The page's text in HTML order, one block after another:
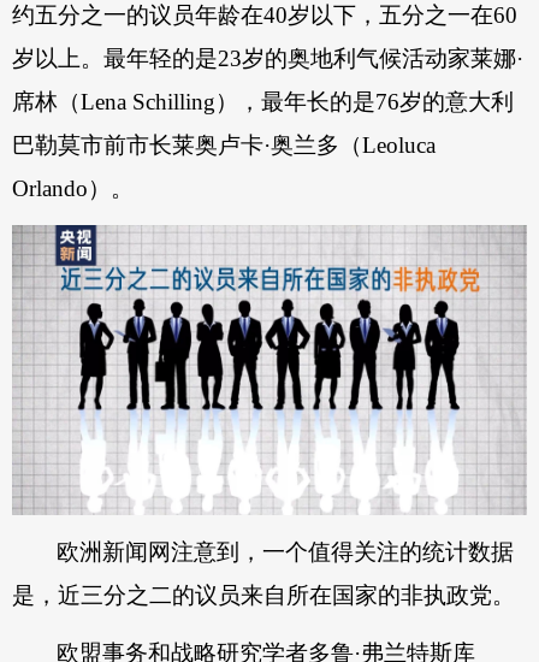
约五分之一的议员年龄在40岁以下，五分之一在60
岁以上。最年轻的是23岁的奥地利气候活动家莱娜·
席林（Lena Schilling），最年长的是76岁的意大利
巴勒莫市前市长莱奥卢卡·奥兰多（Leoluca
Orlando）。
欧洲新闻网注意到，一个值得关注的统计数据
是，近三分之二的议员来自所在国家的非执政党。
欧盟事务和战略研究学者多鲁·弗兰特斯库